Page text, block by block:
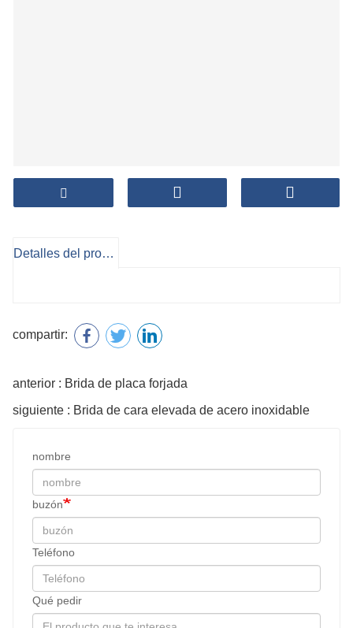
Detalles del producto
compartir:
anterior : Brida de placa forjada
siguiente : Brida de cara elevada de acero inoxidable
nombre
buzón
Teléfono
Qué pedir